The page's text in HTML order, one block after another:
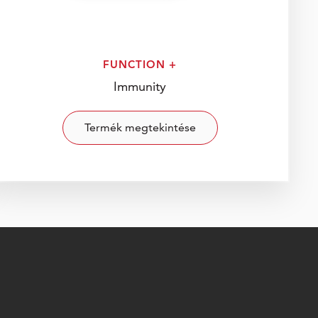
FUNCTION +
Immunity
Termék megtekintése